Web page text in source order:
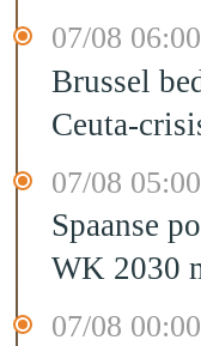
07/08 06:00
Brussel
Ceuta-
07/08 05:00
Spaanse
WK 2030
07/08 00:00